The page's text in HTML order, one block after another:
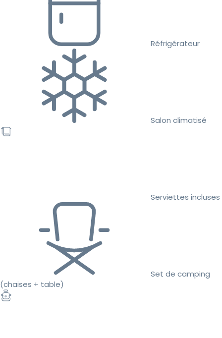
Réfrigérateur
Salon climatisé
Serviettes incluses
Set de camping
(chaises + table)